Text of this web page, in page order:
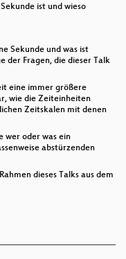
ist und wieso
Sekunde und was ist
der Fragen, die dieser Talk
eine immer größere
wie die Zeiteinheiten
Zeitskalen mit denen
wer oder was ein
abstürzenden
dieses Talks aus dem